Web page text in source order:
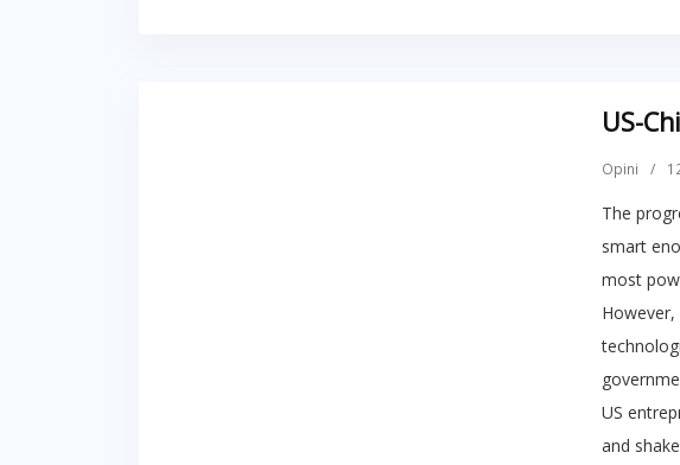
US-
Opini /
The
smart
most
US
and